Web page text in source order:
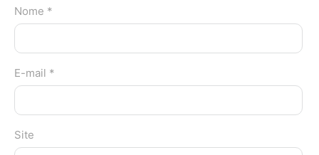
Nome *
E-mail *
Site